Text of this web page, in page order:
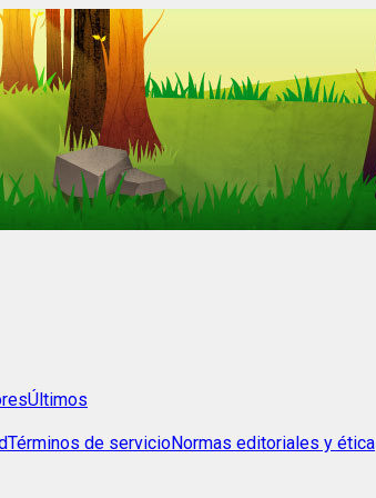
Últimos
Términos de servicioNormas editoriales y ética